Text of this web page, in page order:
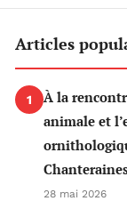
Articles
1
À la
animale et
28 mai 2026